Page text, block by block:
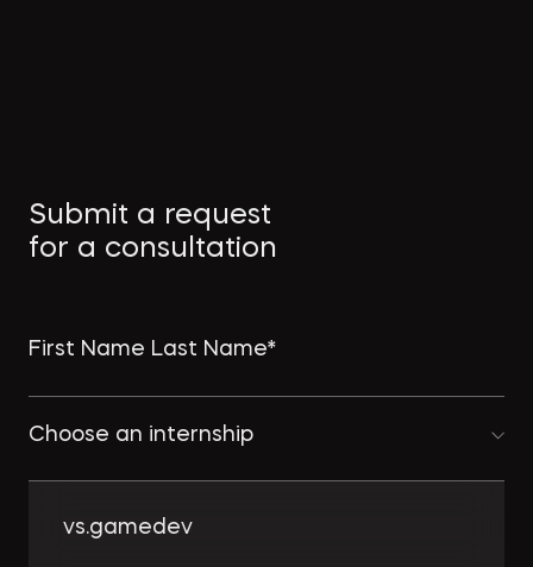
Submit a request
for a consultation
Choose an internship
vs.gamedev